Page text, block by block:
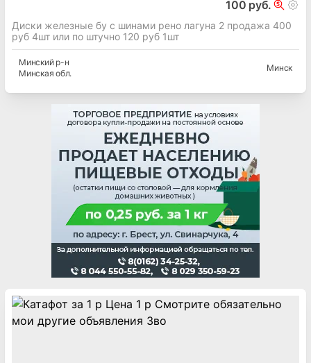
100 руб.
Диски железные бу с шинами рено лагуна 2 продажа 400
руб 4шт или по штучно 120 руб 1шт
Минскийр-н
Минская обл.
Минск